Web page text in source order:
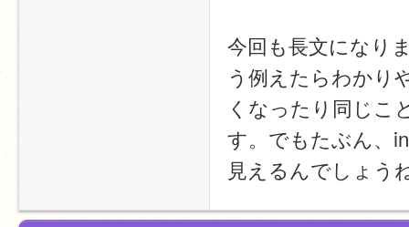
今回も長文になり
う例えたらわかり
くなったり同じこ
す。でもたぶん、
見えるんでしょ